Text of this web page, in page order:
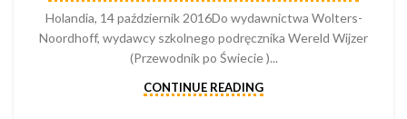
Holandia, 14 październik 2016Do wydawnictwa Wolters-
Noordhoff, wydawcy szkolnego podręcznika Wereld Wijzer
(Przewodnik po Świecie )...
CONTINUE READING